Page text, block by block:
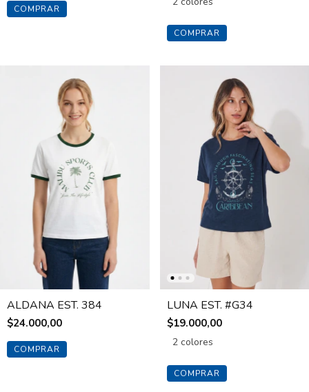
COMPRAR
COMPRAR
ALDANA EST. 384
$24.000,00
COMPRAR
LUNA EST. #G34
$19.000,00
2 colores
COMPRAR